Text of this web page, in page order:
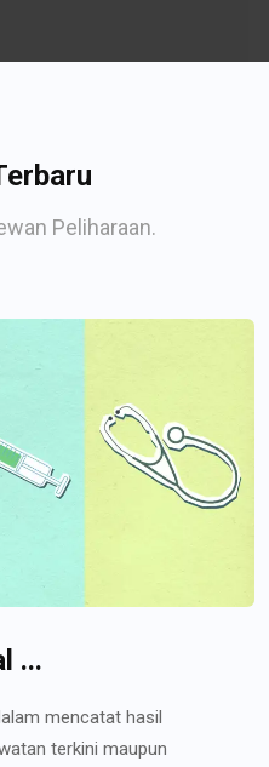
Peliharaan.
...
mencatat hasil
terkini maupun